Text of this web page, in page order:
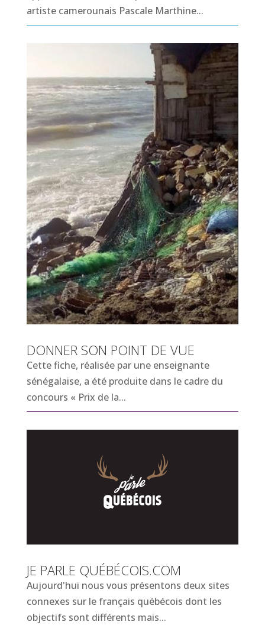
artiste camerounais Pascale Marthine...
DONNER SON POINT DE VUE
Cette fiche, réalisée par une enseignante
sénégalaise, a été produite dans le cadre du
concours « Prix de la...
JE PARLE QUÉBÉCOIS.COM
Aujourd'hui nous vous présentons deux sites
connexes sur le français québécois dont les
objectifs sont différents mais...